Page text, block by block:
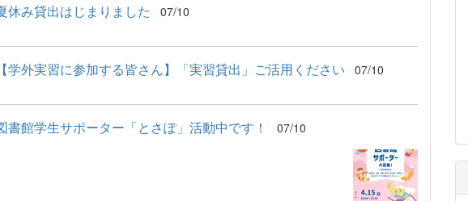
休み貸出はじまりました 07/10
【学外実習に参加する皆さん】「実習貸出」ご活用ください 07/10
書館学生サポーター「とさぽ」活動中です！ 07/10